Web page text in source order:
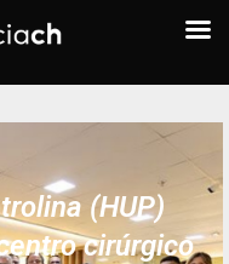
(HUP)
cirúrgico